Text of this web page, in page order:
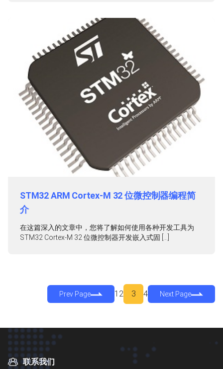
STM32 ARM Cortex-M 32 位微控制器编程简
介
在这篇深入的文章中，您将了解如何使用各种开发工具为
STM32 Cortex-M 32 位微控制器开发嵌入式固 […]
Prev Page 1 2 3 4 Next Page
联系我们